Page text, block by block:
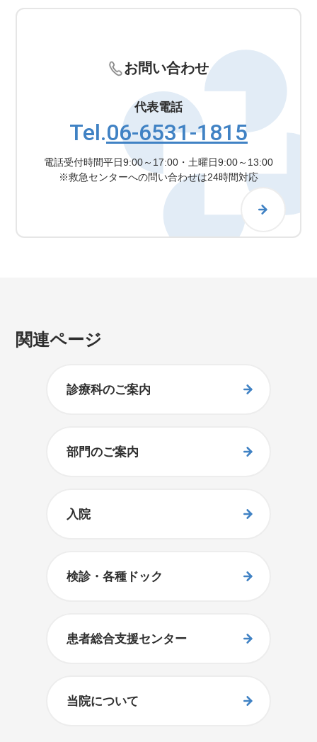
お問い合わせ
代表電話
Tel.06-6531-1815
電話受付時間平日9:00～17:00・土曜日9:00～13:00
※救急センターへの問い合わせは24時間対応
関連ページ
診療科のご案内
部門のご案内
入院
検診・各種ドック
患者総合支援センター
当院について